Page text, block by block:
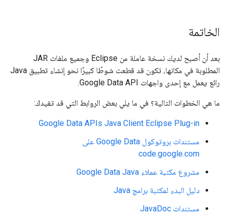
الخاتمة
بعد أن أصبح لديك نسخة عاملة من Eclipse وجميع ملفات JAR
المطلوبة في مكانها، تكون قد قطعت شوطًا كبيرًا نحو إنشاء تطبيق Java
رائع يعمل مع إحدى واجهات Google Data API.
ما هي الخطوات التالية؟ في ما يلي بعض الروابط التي قد تفيدك:
Google Data APIs Java Client Eclipse Plug-in
مستندات بروتوكول Google Data على
code.google.com
مشروع مكتبة عملاء Google Data Java
دليل البدء لمكتبة برامج Java
مستندات JavaDoc